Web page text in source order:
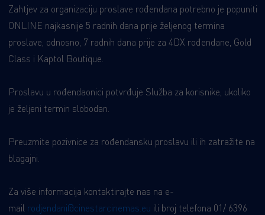
Zahtjev za organizaciju proslave rođendana potrebno je popuniti
ONLINE najkasnije 5 radnih dana prije željenog termina
proslave, odnosno, 7 radnih dana prije za 4DX rođendane, Gold
Class i Kaptol Boutique.
Proslavu u rođendaonici potvrđuje Služba za korisnike, ukoliko
je željeni termin slobodan.
Preuzmite pozivnice za rođendansku proslavu ili ih zatražite na
blagajni.
Za više informacija kontaktirajte nas na e-
mail rodjendani@cinestarcinemas.eu ili broj telefona 01/ 6396